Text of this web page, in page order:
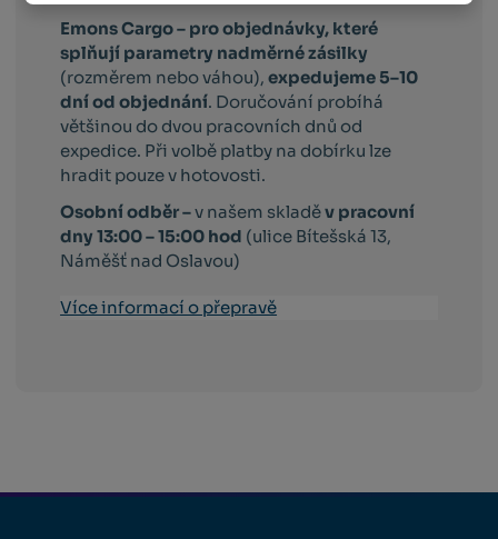
Emons Cargo – pro objednávky, které
splňují parametry nadměrné zásilky
(rozměrem nebo váhou),expedujeme 5–10
dní od objednání. Doručování probíhá
většinou do dvou pracovních dnů od
expedice. Při volbě platby na dobírku lze
hradit pouze v hotovosti.
Osobní odběr –v našem skladěv pracovní
dny 13:00 – 15:00 hod (ulice Bítešská 13,
Náměšť nad Oslavou)
Více informací o přepravě